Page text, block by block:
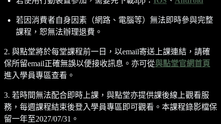
若因消費者自身因素（網路、電腦等）無法即時參與完整
課程，恕無法辦理退費。
2. 與點堂將於每堂課程前一日，以email寄送上課連結，請確
保所留email正確無誤以便接收訊息。亦可從與點堂官網首頁
進入學員專區查看。
3. 若時間無法配合即時上課，與點堂亦提供課後線上觀看服
務，每週課程結束後登入學員專區即可觀看。本課程錄影檔保
留一年至2027/07/31。